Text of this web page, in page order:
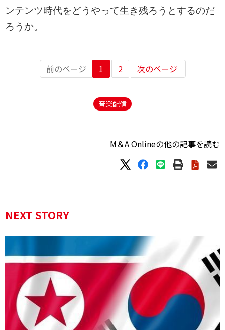
ンテンツ時代をどうやって生き残ろうとするのだ
ろうか。
前のページ 1 2 次のページ
音楽配信
M＆A Onlineの他の記事を読む
NEXT STORY